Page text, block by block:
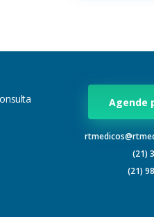
Agende
(21)
(21)